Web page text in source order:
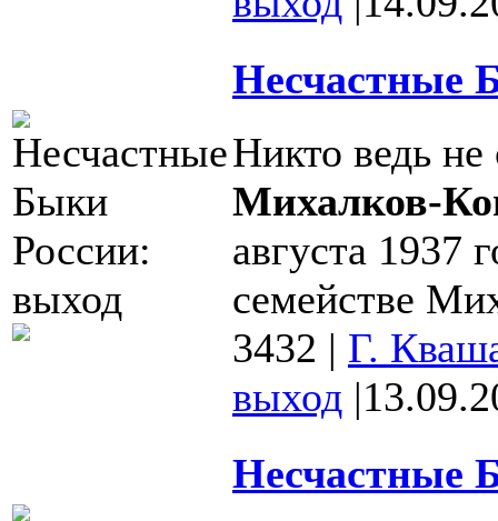
Несчастные
Никто ведь
Михалков-
августа 1937
семействе
3432 | Г.
выход |
Несчастные